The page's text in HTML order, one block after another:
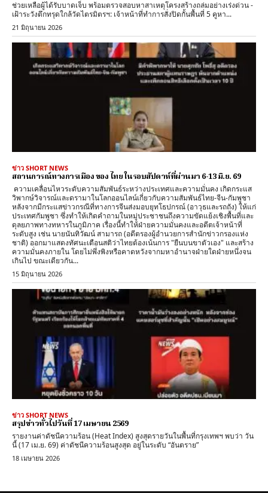
ช่วยเหลือผู้ได้รับบาดเจ็บ พร้อมตรวจสอบหาสาเหตุโครงสร้างถล่มอย่างเร่งด่วน - ​
เฝ้าระวังตึกทรุดใกล้วัดไตรมิตรฯ: เจ้าหน้าที่ทำการสั่งปิดกั้นพื้นที่ 5 คูหา...
21 มิถุนายน 2026
ข่าว SHORT NEWS
สถานการณ์ทางการเมือง ของ ไทย ในรอบสัปดาห์ที่ผ่านมา 6-13 มิ.ย. 69
​ ความเคลื่อนไหวระดับความสัมพันธ์ระหว่างประเทศและความมั่นคง ​เกิดกระแส
วิพากษ์วิจารณ์และดรามาในโลกออนไลน์เกี่ยวกับความสัมพันธ์ไทย-จีน-กัมพูชา
หลังจากมีกระแสข่าวกรณีที่ทางการจีนส่งมอบยุทโธปกรณ์ (อาวุธและรถถัง) ให้แก่
ประเทศกัมพูชา ซึ่งทำให้เกิดคำถามในหมู่ประชาชนถึงความขัดแย้งเชิงพื้นที่และ
ดุลยภาพทางทหารในภูมิภาค ​เรื่องนี้ทำให้ฝ่ายความมั่นคงและอดีตเจ้าหน้าที่
ระดับสูง เช่น นายนันทิวัฒน์ สามารถ (อดีตรองผู้อำนวยการสำนักข่าวกรองแห่ง
ชาติ) ออกมาแสดงทัศนะเตือนสติว่าไทยต้องเน้นการ "ยืนบนขาตัวเอง" และสร้าง
ความมั่นคงภายใน โดยไม่พึ่งพิงหรือคาดหวังจากมหาอำนาจฝ่ายใดฝ่ายหนึ่งจน
เกินไป ​ขณะเดียวกัน...
15 มิถุนายน 2026
ข่าว SHORT NEWS
สรุปข่าวทั่วไปวันที่ 17 เมษายน 2569
รายงานค่าดัชนีความร้อน (Heat Index) สูงสุดรายวันในพื้นที่กรุงเทพฯ พบว่า วัน
นี้ (17 เม.ย. 69) ค่าดัชนีความร้อนสูงสุด อยู่ในระดับ “อันตราย”
18 เมษายน 2026